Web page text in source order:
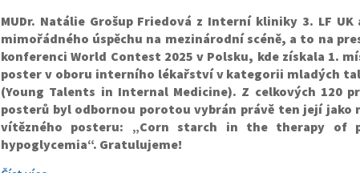
MUDr. Natálie Grošup Friedová z Interní kliniky 3. LF UK
mimořádného úspěchu na mezinárodní scéně, a to na
konferenci World Contest 2025 v Polsku, kde získala 1.
poster v oboru interního lékařství v kategorii mladých
(Young Talents in Internal Medicine). Z celkových 120
posterů byl odbornou porotou vybrán právě ten její jako
vítězného posteru: „Corn starch in the therapy of
hypoglycemia“. Gratulujeme!